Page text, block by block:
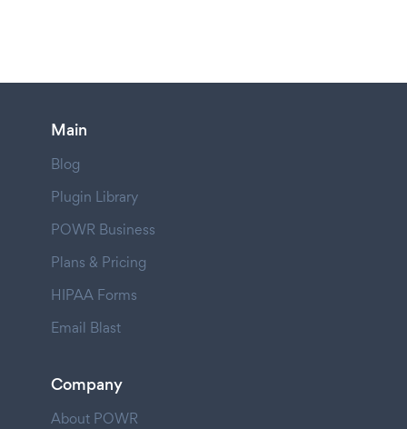
Main
Blog
Plugin Library
POWR Business
Plans & Pricing
HIPAA Forms
Email Blast
Company
About POWR